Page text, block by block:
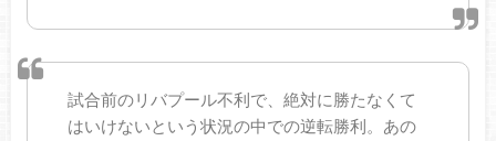
試合前のリバプール不利で、絶対に勝たなくて
はいけないという状況の中での逆転勝利。あの